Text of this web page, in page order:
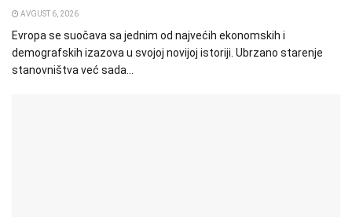
AVGUST 6, 2026
Evropa se suočava sa jednim od najvećih ekonomskih i
demografskih izazova u svojoj novijoj istoriji. Ubrzano starenje
stanovništva već sada...